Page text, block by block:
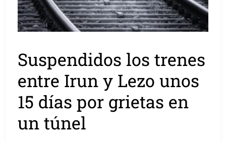
Suspendidos los trenes
entre Irun y Lezo unos
15 días por grietas en
un túnel